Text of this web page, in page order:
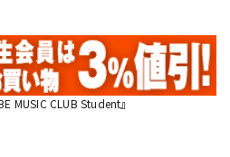
MUSIC CLUB Student』